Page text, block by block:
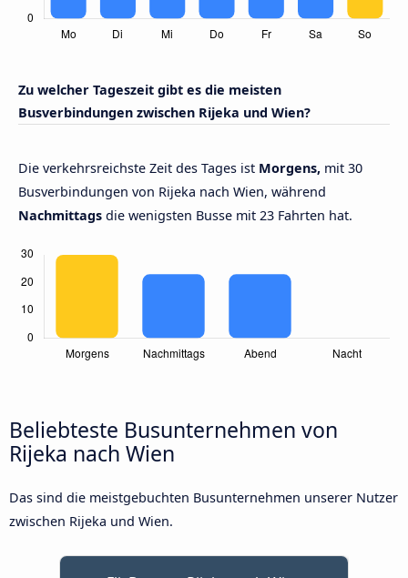
Zu welcher Tageszeit gibt es die meisten
Busverbindungen zwischen Rijeka und Wien?
Die verkehrsreichste Zeit des Tages ist Morgens, mit 30
Busverbindungen von Rijeka nach Wien, während
Nachmittags die wenigsten Busse mit 23 Fahrten hat.
Beliebteste Busunternehmen von
Rijeka nach Wien
Das sind die meistgebuchten Busunternehmen unserer Nutzer
zwischen Rijeka und Wien.